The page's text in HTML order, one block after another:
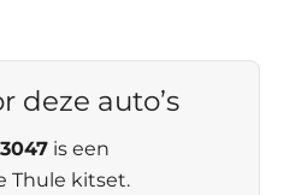
deze auto’s
is een
Thule kitset.